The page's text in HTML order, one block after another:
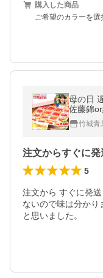
購入した商品
ご希望のカラーを
母の日
佐藤錦
サイズ/
竹城青
5
注文から すぐに発
ないので味は分か
と思いました。